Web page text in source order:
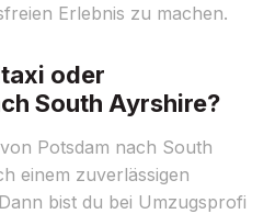
Erlebnis zu machen.
oder
South Ayrshire?
Potsdam nach South
einem zuverlässigen
bist du bei Umzugsprofi